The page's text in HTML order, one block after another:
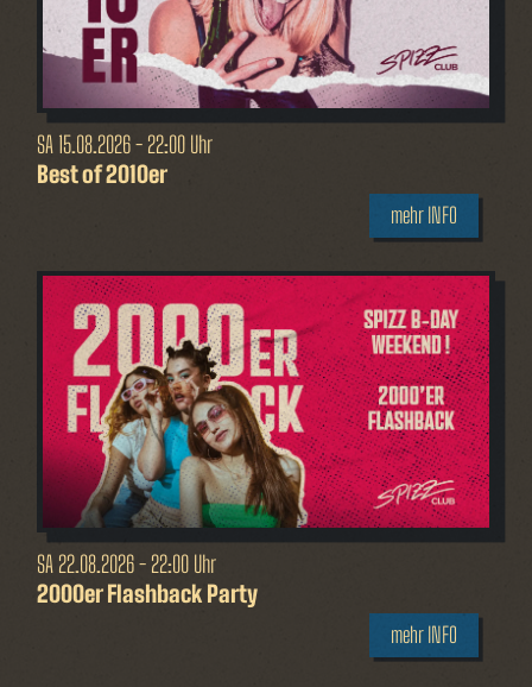
SA 15.08.2026 - 22:00 Uhr
Best of 2010er
mehr INFO
SA 22.08.2026 - 22:00 Uhr
2000er Flashback Party
mehr INFO